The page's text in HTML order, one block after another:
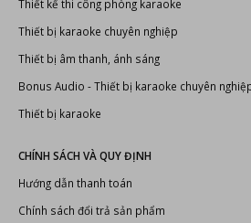
LIÊN KẾT
Đầu karaoke Hanet
Dàn karaoke chuyên nghiệp
Thiết kế thi công phòng karaoke
Thiết bị karaoke chuyên nghiệp
Thiết bị âm thanh, ánh sáng
Bonus Audio- Thiết bị karaoke chuyên nghiệp